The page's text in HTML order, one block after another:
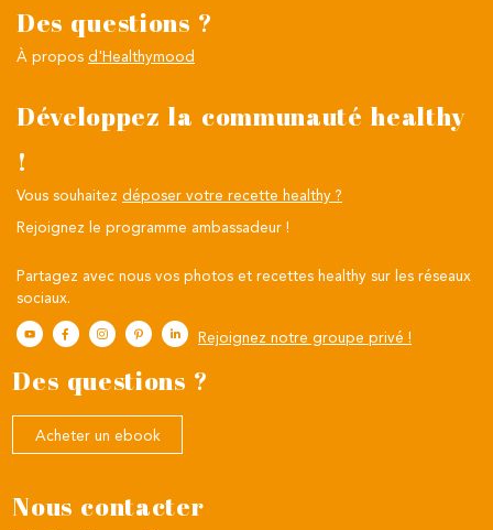
Des questions ?
À propos d'Healthymood
Développez la communauté healthy
!
Vous souhaitez déposer votre recette healthy ?
Rejoignez le programme ambassadeur !
Partagez avec nous vos photos et recettes healthy sur les réseaux
sociaux.
Rejoignez notre groupe privé !
Des questions ?
Acheter un ebook
Nous contacter